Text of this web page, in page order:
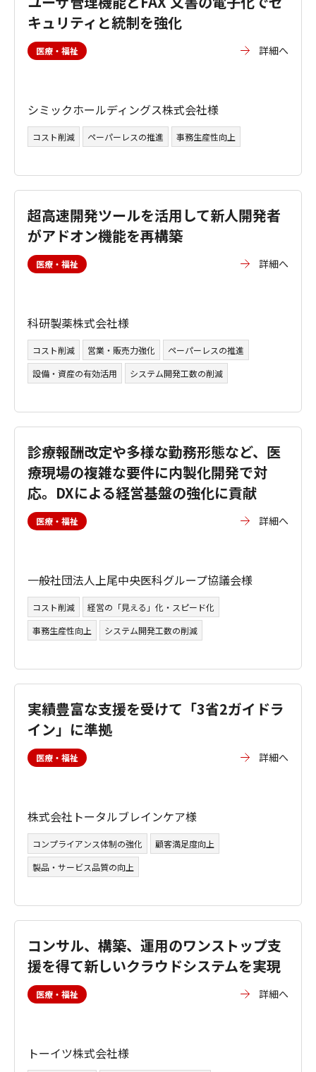
キュリティと統制を強化
医療・福祉 詳細へ
シミックホールディングス株式会社様
コスト削減 ペーパーレスの推進 事務生産性向上
超高速開発ツールを活用して新人開発者
がアドオン機能を再構築
医療・福祉 詳細へ
科研製薬株式会社様
コスト削減 営業・販売力強化
ペーパーレスの推進
設備・資産の有効活用
システム開発工数の削減
診療報酬改定や多様な勤務形態など、医
療現場の複雑な要件に内製化開発で対
応。DXによる経営基盤の強化に貢献
医療・福祉 詳細へ
一般社団法人上尾中央医科グループ協議会様
コスト削減
経営の「見える」化・スピード化
事務生産性向上
システム開発工数の削減
実績豊富な支援を受けて「3省2ガイドラ
イン」に準拠
医療・福祉 詳細へ
株式会社トータルブレインケア様
コンプライアンス体制の強化
顧客満足度向上
製品・サービス品質の向上
コンサル、構築、運用のワンストップ支
援を得て新しいクラウドシステムを実現
医療・福祉 詳細へ
トーイツ株式会社様